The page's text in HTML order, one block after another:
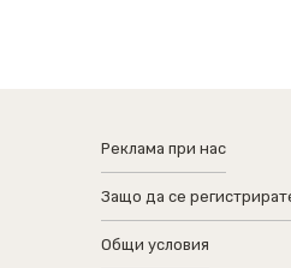
Реклама при нас
Защо да се
Общи условия